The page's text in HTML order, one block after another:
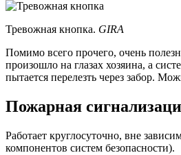
Тревожная кнопка. GIRA
Помимо всего прочего, очень
произошло на глазах хозяина, а
пытается перелезть через забор.
Пожарная
Работает круглосуточно, вне
компонентов систем безопасности).